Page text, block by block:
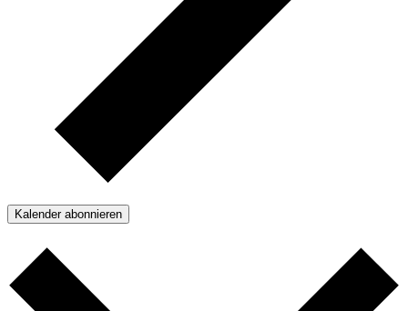
Kalender abonnieren